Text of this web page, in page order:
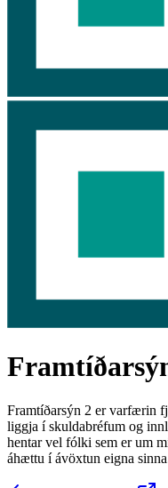
Framtíðarsýn 2 er varfærin
liggja í skuldabréfum og
hentar vel fólki sem er um
áhættu í ávöxtun eigna